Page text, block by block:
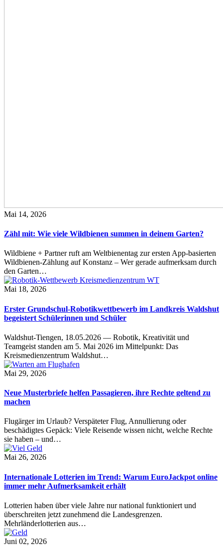
Mai 14, 2026
Zähl mit: Wie viele Wildbienen summen in deinem Garten?
Wildbiene + Partner ruft am Weltbienentag zur ersten App-basierten
Wildbienen-Zählung auf Konstanz – Wer gerade aufmerksam durch
den Garten…
Mai 18, 2026
Erster Grundschul-Robotikwettbewerb im Landkreis Waldshut
begeistert Schülerinnen und Schüler
Waldshut-Tiengen, 18.05.2026 — Robotik, Kreativität und
Teamgeist standen am 5. Mai 2026 im Mittelpunkt: Das
Kreismedienzentrum Waldshut…
Mai 29, 2026
Neue Musterbriefe helfen Passagieren, ihre Rechte geltend zu
machen
Flugärger im Urlaub? Verspäteter Flug, Annullierung oder
beschädigtes Gepäck: Viele Reisende wissen nicht, welche Rechte
sie haben – und…
Mai 26, 2026
Internationale Lotterien im Trend: Warum EuroJackpot online
immer mehr Aufmerksamkeit erhält
Lotterien haben über viele Jahre nur national funktioniert und
überschreiten jetzt zunehmend die Landesgrenzen.
Mehrländerlotterien aus…
Juni 02, 2026